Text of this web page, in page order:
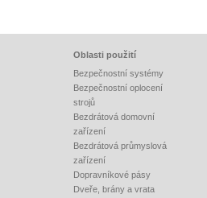
Oblasti použití
Bezpečnostní systémy
Bezpečnostní oplocení
strojů
Bezdrátová domovní
zařízení
Bezdrátová průmyslová
zařízení
Dopravníkové pásy
Dveře, brány a vrata